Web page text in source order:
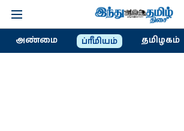
அண்மை ப்ரீமியம் தமிழகம்